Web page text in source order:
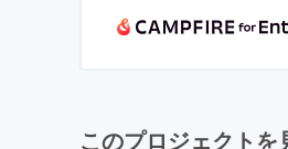
このプロジェクト